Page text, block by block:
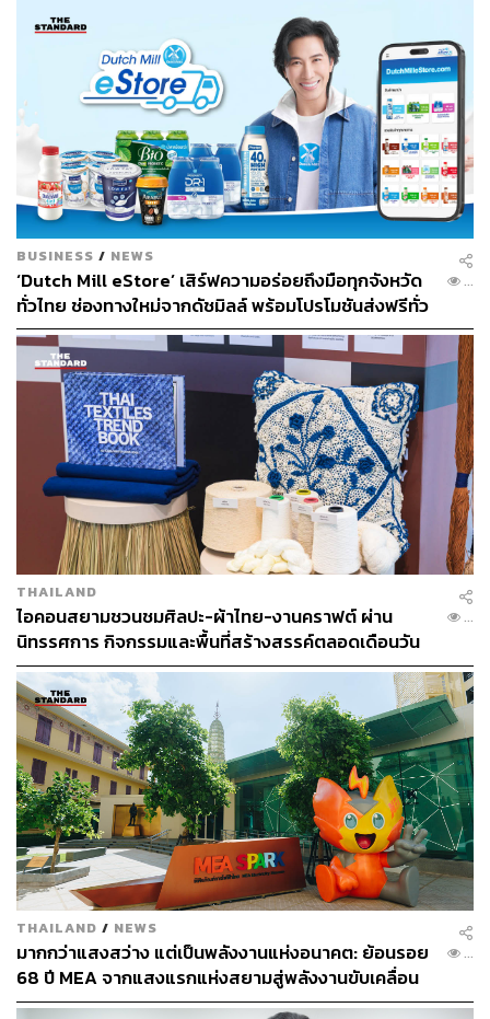
คุ้มค่า แต่ไม่ลดทอนคุณภาพและดีไซน์ พร้อมฟังก์ชันที่
รองรับอนาคต
บ้านกลางเมืองที่เหมาะสำหรับครอบครัวที่ต้องการ
ความลงตัวของการใช้ชีวิตเมืองอย่างเต็มที่ ทั้งในแง่
ทำเล ฟังก์ชัน
CLASSEทาวน์โฮมระดับ Luxury ที่ให้ความรู้สึกใกล้
เคียงกับบ้านเดี่ยวในทุกมิติ ทั้งดีไซน์ทันสมัย พื้นที่
ใช้สอยกว้างขวาง และความเป็นส่วนตัวที่มากกว่า
ทาวน์โฮมและบ้านแฝดของ AP จึงไม่ใช่แค่ที่อยู่อาศัย แต่เป็น
พื้นที่แห่งความสุขที่พร้อมปรับเปลี่ยนไปกับทุกช่วงชีวิตของ
คุณ
อ่านรายละเอียดเพิ่มเติมได้ที่ https://apthai.ly/vCtvNn
[Content in Partnership with AP]
ภาพ:AP
TAGS: Advertorial ทาวน์โฮม (Townhome) AP Thai
LOADING...
ABOUT THE AUTHOR
THE STANDARD LIFE
กองบรรณาธิการ THE STANDARD LIFE
Global Sustainable Living ส่งมอบบ้านคุณภาพ ลด
ผลกระทบต่อสิ่งแวดล้อม พร้อมปั้นนักออกแบบที่ใส่ใจโลก
BUSINESS / NEWS
‘Dutch Mill eStore’ เสิร์ฟความอร่อยถึงมือทุกจังหวัด
ทั่วไทย ช่องทางใหม่จากดัชมิลล์ พร้อมโปรโมชันส่งฟรีทั่ว
ประเทศ ส่งไว สั่งก่อนเที่ยง ได้ของวันถัดไป ส่งสินค้าแบบ
เย็นตรงจากโรงงาน [ADVERTORIAL]
...
THAILAND
ไอคอนสยามชวนชมศิลปะ-ผ้าไทย-งานคราฟต์ ผ่าน
นิทรรศการ กิจกรรมและพื้นที่สร้างสรรค์ตลอดเดือนวัน
แม่ [ADVERTORIAL]
...
THAILAND / NEWS
มากกว่าแสงสว่าง แต่เป็นพลังงานแห่งอนาคต: ย้อนรอย
68 ปี MEA จากแสงแรกแห่งสยามสู่พลังงานขับเคลื่อน
เมือง ผ่าน MEA SPARK
...